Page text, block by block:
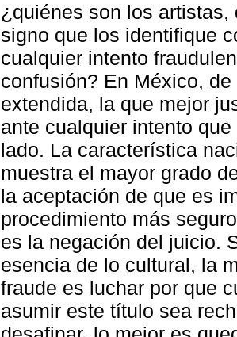
¿quiénes son los
signo que los identifique
cualquier intento
confusión? En México,
extendida, la que mejor
ante cualquier intento
lado. La característica
muestra el mayor grado
la aceptación de que es
procedimiento más
es la negación del juicio.
esencia de lo cultural, la
fraude es luchar por que
asumir este título sea